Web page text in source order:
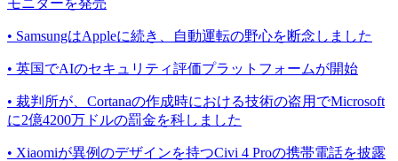
• SamsungはAppleに続き、自動運転の野心を断念しました
• 英国でAIのセキュリティ評価プラットフォームが開始
• 裁判所が、Cortanaの作成時における技術の盗用でMicrosoft
に2億4200万ドルの罰金を科しました
• Xiaomiが異例のデザインを持つCivi 4 Proの携帯電話を披露